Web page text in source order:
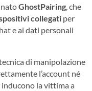
GhostPairing , che
collegati per
e ai dati personali
di manipolazione
l’account né
la vittima a